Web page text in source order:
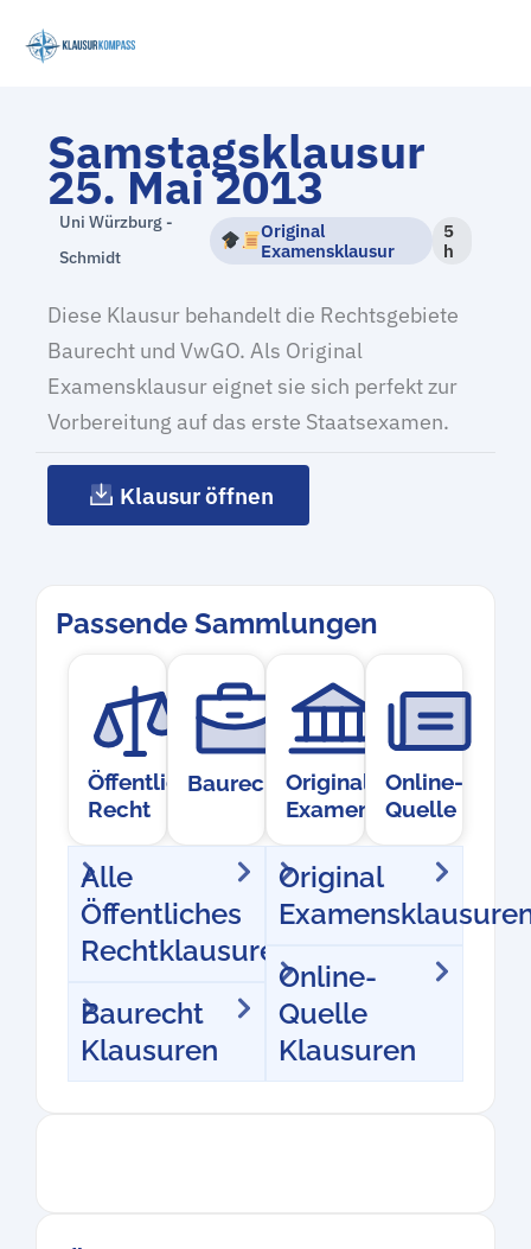
Inhalt
Samstagsklausur
25. Mai 2013
Uni Würzburg -
Schmidt
Original
Examensklausur
5
h
Diese Klausur behandelt die Rechtsgebiete
Baurecht und VwGO. Als Original
Examensklausur eignet sie sich perfekt zur
Vorbereitung auf das erste Staatsexamen.
Klausur öffnen
Passende Sammlungen
Öffentliches
Recht
Baurecht Original
Examensklausur
Online-
Quelle
Alle
Öffentliches
Rechtklausuren
Baurecht
Klausuren
Original
Online-
Quelle
Klausuren